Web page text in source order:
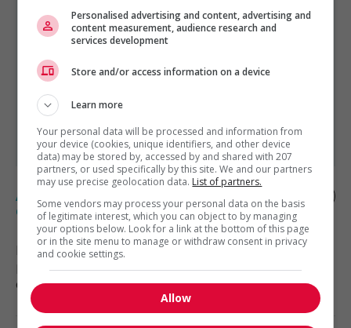
Autres offres de l'entreprise
Associe, ventes et service a la clientele
Prepose, cour a bois
Caissier
Préposé, service a la clientèle
Préposé, service a la clientèle
Assistant chef d'équipe aux opérations
culinaires
Bromont, QC
Restauration, hôtellerie, tourisme
et loisirs
Personalised advertising and content, advertising and
content measurement, audience research and
services development
Store and/or access information on a device
Learn more
Your personal data will be processed and information from
your device (cookies, unique identifiers, and other device
data) may be stored by, accessed by and shared with 207
partners, or used specifically by this site. We and our partners
may use precise geolocation data. List of partners.
Some vendors may process your personal data on the basis
of legitimate interest, which you can object to by managing
your options below. Look for a link at the bottom of this page
or in the site menu to manage or withdraw consent in privacy
and cookie settings.
Allow